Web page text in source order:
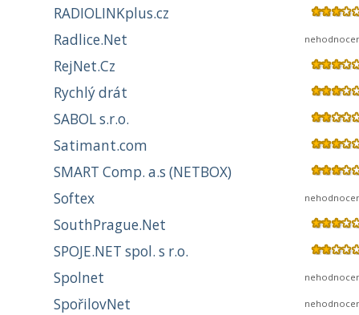
RADIOLINKplus.cz
Radlice.Net
RejNet.Cz
Rychlý drát
SABOL s.r.o.
Satimant.com
SMART Comp. a.s (NETBOX)
Softex
SouthPrague.Net
SPOJE.NET spol. s r.o.
Spolnet
SpořilovNet